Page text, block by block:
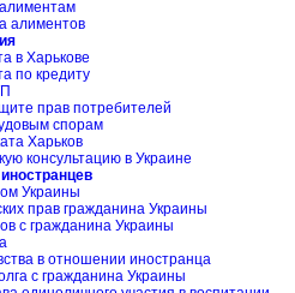
алиментов
в Харькове
по кредиту
прав потребителей
спорам
Харьков
консультацию в Украине
Украины
прав гражданина Украины
с гражданина Украины
в отношении иностранца
с гражданина Украины